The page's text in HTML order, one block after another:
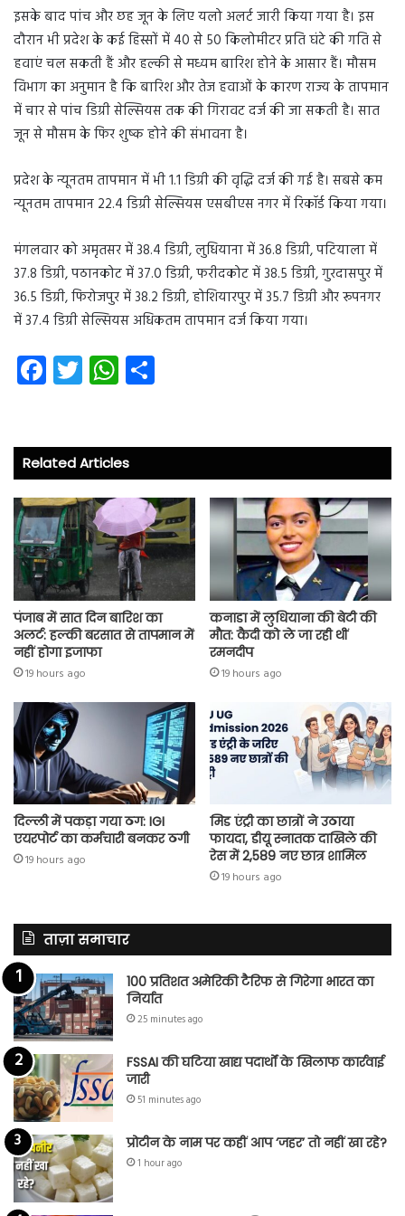
इसके बाद पांच और छह जून के लिए यलो अलर्ट जारी किया गया है। इस
दौरान भी प्रदेश के कई हिस्सों में 40 से 50 किलोमीटर प्रति घंटे की गति से
हवाएं चल सकती हैं और हल्की से मध्यम बारिश होने के आसार हैं। मौसम
विभाग का अनुमान है कि बारिश और तेज हवाओं के कारण राज्य के तापमान
में चार से पांच डिग्री सेल्सियस तक की गिरावट दर्ज की जा सकती है। सात
जून से मौसम के फिर शुष्क होने की संभावना है।
प्रदेश के न्यूनतम तापमान में भी 1.1 डिग्री की वृद्धि दर्ज की गई है। सबसे कम
न्यूनतम तापमान 22.4 डिग्री सेल्सियस एसबीएस नगर में रिकॉर्ड किया गया।
मंगलवार को अमृतसर में 38.4 डिग्री, लुधियाना में 36.8 डिग्री, पटियाला में
37.8 डिग्री, पठानकोट में 37.0 डिग्री, फरीदकोट में 38.5 डिग्री, गुरदासपुर में
36.5 डिग्री, फिरोजपुर में 38.2 डिग्री, होशियारपुर में 35.7 डिग्री और रूपनगर
में 37.4 डिग्री सेल्सियस अधिकतम तापमान दर्ज किया गया।
Fa
ce
o
ok
T
wi
er
W
ha
A
p
p
Related Articles
पंजाब में सात दिन बारिश का
अलर्ट: हल्की बरसात से तापमान में
नहीं होगा इजाफा
19 hours ago
कनाडा में लुधियाना की बेटी की
माैत: कैदी को ले जा रही थीं
रमनदीप
19 hours ago
दिल्ली में पकड़ा गया ठग: IGI
एयरपोर्ट का कर्मचारी बनकर ठगी
19 hours ago
मिड एंट्री का छात्रों ने उठाया
फायदा, डीयू स्नातक दाखिले की
रेस में 2,589 नए छात्र शामिल
19 hours ago
ताज़ा समाचार
100 प्रतिशत अमेरिकी टैरिफ से गिरेगा भारत का
निर्यात
25 minutes ago
FSSAI की घटिया खाद्य पदार्थों के खिलाफ कार्रवाई
जारी
51 minutes ago
प्रोटीन के नाम पर कहीं आप ‘जहर’ तो नहीं खा रहे?
1 hour ago